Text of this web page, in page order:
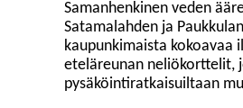
Samanhenkinen veden
Satamalahden ja
kaupunkimaista kokoavaa
eteläreunan neliökorttelit,
pysäköintiratkaisuiltaan